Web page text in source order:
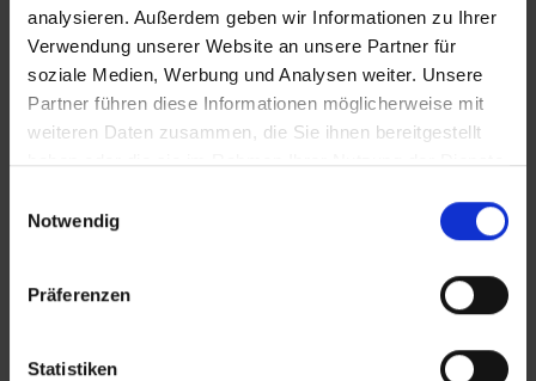
analysieren. Außerdem geben wir Informationen zu Ihrer
Verwendung unserer Website an unsere Partner für
soziale Medien, Werbung und Analysen weiter. Unsere
Partner führen diese Informationen möglicherweise mit
weiteren Daten zusammen, die Sie ihnen bereitgestellt
haben oder die sie im Rahmen Ihrer Nutzung der Dienste
Notwendig
Präferenzen
Statistiken
KONTAKT
WeserBergland Immobilien
Portastraße 36
32457 Porta Westfalica
Tel.:0571 - 597 265 17
Web: www.wb-immobilien.de